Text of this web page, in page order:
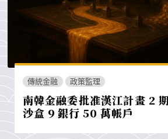
傳統金融 政策監理
南韓金融委批准漢江計畫 2
沙盒 9 銀行 50 萬帳戶